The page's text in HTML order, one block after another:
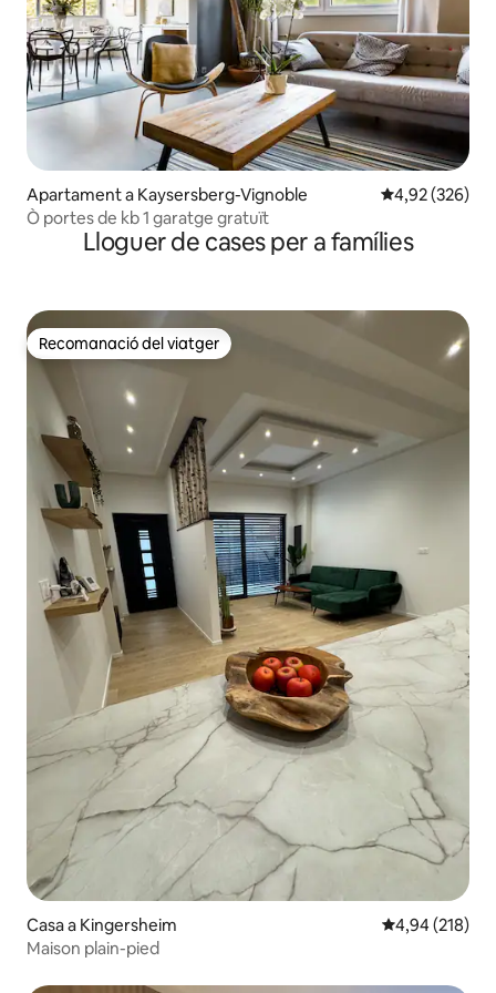
Apartament a Kaysersberg-Vignoble 4,92 de
4,92 (326)
Ò portes de kb 1 garatge gratuït
Lloguer de cases per a famílies
Recomanació del viatger
Recomanació del viatger
Casa a Kingersheim 4,94 de
4,94 (218)
Maison plain-pied